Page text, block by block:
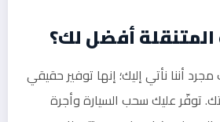
المتنقلة أفضل لك؟
أننا نأتي إليك؛ إنها توفير حقيقي
توفّر عليك سحب السيارة وأجرة